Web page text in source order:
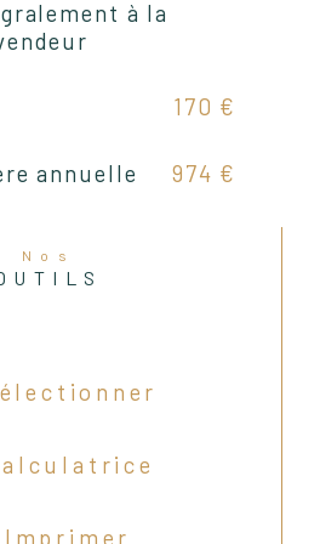
de l'appartement
:
réversible dans la
les chambres
roulants manuels
à la
170 €
annuelle 974 €
Nos
Imprimer